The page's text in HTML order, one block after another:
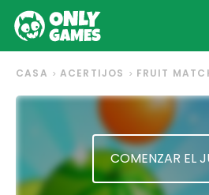
CASA ACERTIJOS FRUIT
COMENZAR EL